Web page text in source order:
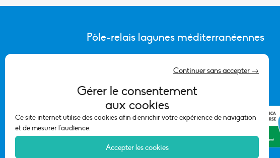
Gérer le consentement
aux cookies
Ce site internet utilise des cookies afin d'enrichir votre expérience de navigation
et de mesurer l'audience.
Accepter les cookies
Continuer sans accepter →
Pôle-relais lagunes méditerranéennes
CONTACTER L’ÉQUIPE DU PÔLE